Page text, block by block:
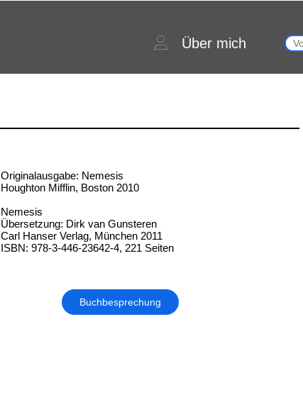
Über mich
Originalausgabe: Nemesis
Houghton Mifflin, Boston 2010
Nemesis
Übersetzung: Dirk van Gunsteren
Carl Hanser Verlag, München 2011
ISBN: 978-3-446-23642-4, 221 Seiten
Buchbesprechung